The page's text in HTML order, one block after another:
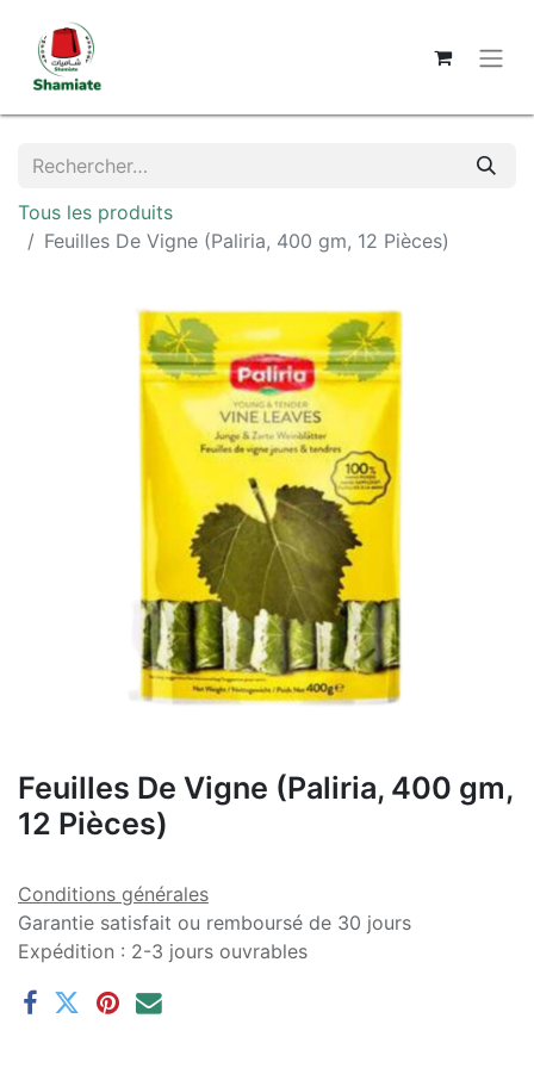
Tous les produits
Feuilles De Vigne (Paliria, 400 gm, 12 Pièces)
Feuilles De Vigne (Paliria, 400 gm,
12 Pièces)
Conditions générales
Garantie satisfait ou remboursé de 30 jours
Expédition : 2-3 jours ouvrables